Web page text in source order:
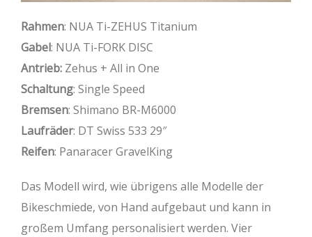
Rahmen: NUA Ti-ZEHUS Titanium
Gabel: NUA Ti-FORK DISC
Antrieb: Zehus + All in One
Schaltung: Single Speed
Bremsen: Shimano BR-M6000
Laufräder: DT Swiss 533 29″
Reifen: Panaracer GravelKing
Das Modell wird, wie übrigens alle Modelle der
Bikeschmiede, von Hand aufgebaut und kann in
großem Umfang personalisiert werden. Vier